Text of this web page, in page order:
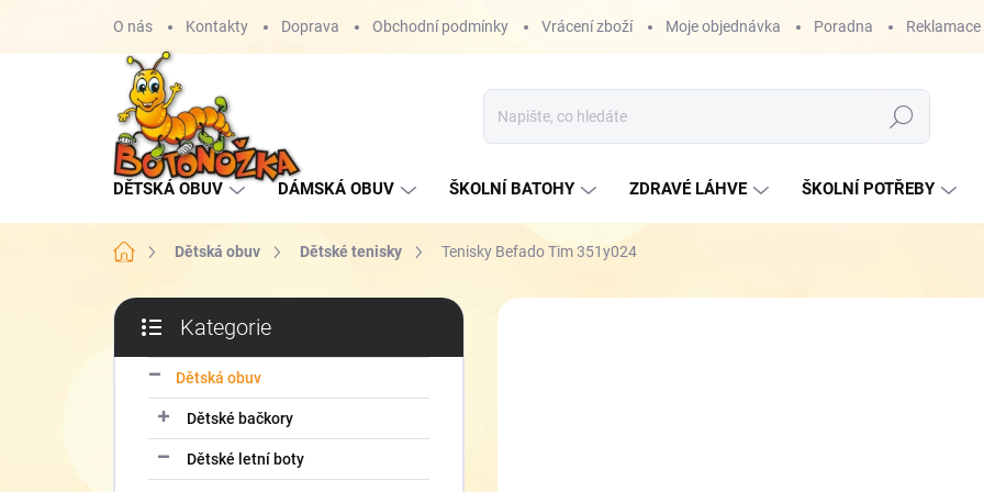
O nás Kontakty Doprava Obchodní podmínky Vrácení zboží Moje objednávka Poradna Reklamace
Hledat
DĚTSKÁ OBUV DÁMSKÁ OBUV ŠKOLNÍ BATOHY ZDRAVÉ LÁHVE ŠKOLNÍ POTŘEBY
Domů Dětská obuv Dětské tenisky Tenisky Befado Tim 351y024
P
s
kategorie
Kategorie
Dětská obuv
Dětské bačkory
Dětské letní boty
ZNAČKA: